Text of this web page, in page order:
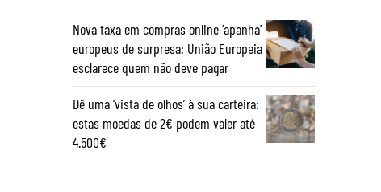
Nova taxa em compras online ‘apanha’
europeus de surpresa: União Europeia
esclarece quem não deve pagar
Dê uma ‘vista de olhos’ à sua carteira:
estas moedas de 2€ podem valer até
4.500€